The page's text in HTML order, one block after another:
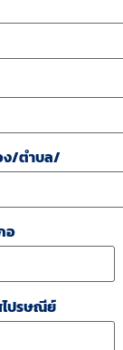
/ตำบล/
อ
ปรษณีย์